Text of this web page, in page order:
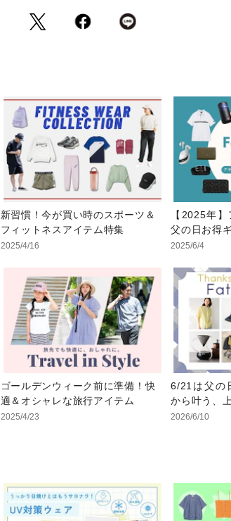
新習慣！今が買い時のスポーツ＆
フィットネスアイテム特集
2025/4/16
【2025年
父の日お得
2025/6/4
ゴールデンウィーク前に準備！快
適＆オシャレな旅行アイテム
2025/4/23
6/21は父の
から叶う、
2026/6/10